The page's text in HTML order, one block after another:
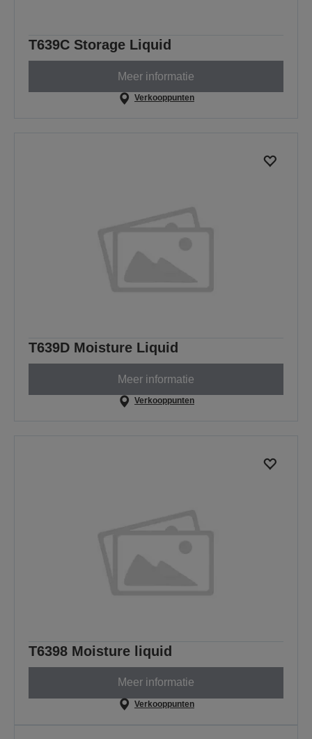
T639C Storage Liquid
Meer informatie
Verkooppunten
T639D Moisture Liquid
Meer informatie
Verkooppunten
T6398 Moisture liquid
Meer informatie
Verkooppunten